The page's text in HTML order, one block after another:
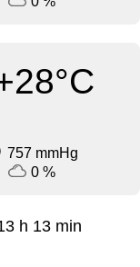
757 mmHg
0 %
h 13 min